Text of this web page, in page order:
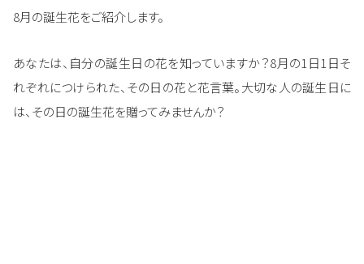
8月の誕生花をご紹介します。
あなたは、自分の誕生日の花を知っていますか？8月の1日1日そ
れぞれにつけられた、その日の花と花言葉。大切な人の誕生日に
は、その日の誕生花を贈ってみませんか？